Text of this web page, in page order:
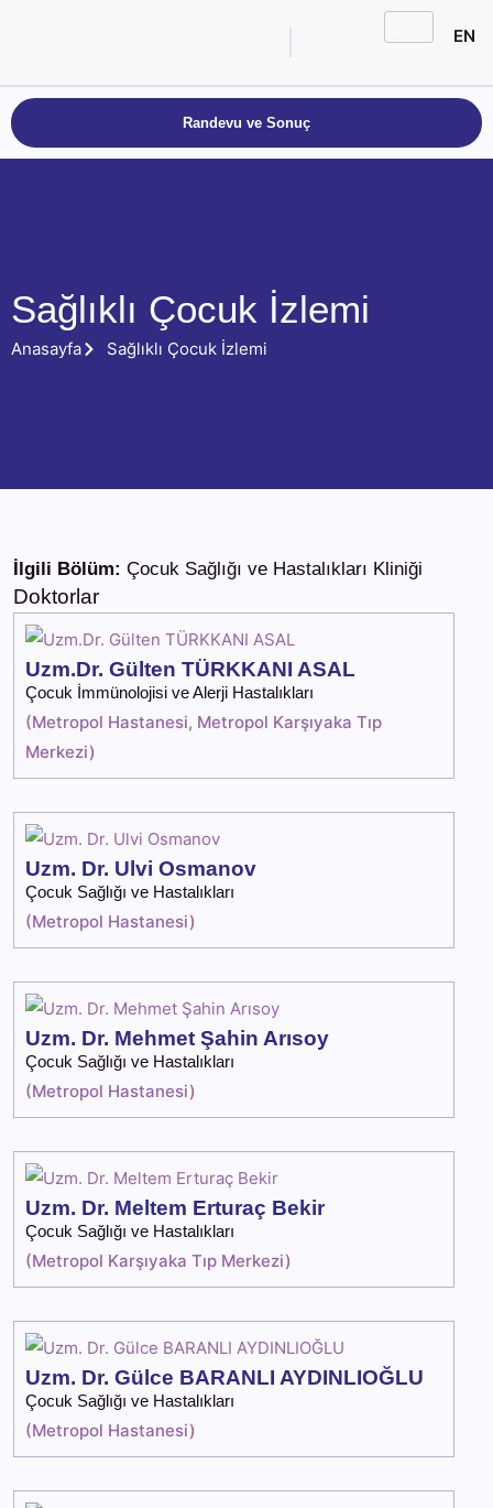
EN
Randevu ve Sonuç
Sağlıklı Çocuk İzlemi
Anasayfa Sağlıklı Çocuk İzlemi
İlgili Bölüm: Çocuk Sağlığı ve Hastalıkları Kliniği
Doktorlar
Uzm.Dr. Gülten TÜRKKANI ASAL
Çocuk İmmünolojisi ve Alerji Hastalıkları
(Metropol Hastanesi, Metropol Karşıyaka Tıp
Merkezi)
Uzm. Dr. Ulvi Osmanov
Çocuk Sağlığı ve Hastalıkları
(Metropol Hastanesi)
Uzm. Dr. Mehmet Şahin Arısoy
Çocuk Sağlığı ve Hastalıkları
(Metropol Hastanesi)
Uzm. Dr. Meltem Erturaç Bekir
Çocuk Sağlığı ve Hastalıkları
(Metropol Karşıyaka Tıp Merkezi)
Uzm. Dr. Gülce BARANLI AYDINLIOĞLU
Çocuk Sağlığı ve Hastalıkları
(Metropol Hastanesi)